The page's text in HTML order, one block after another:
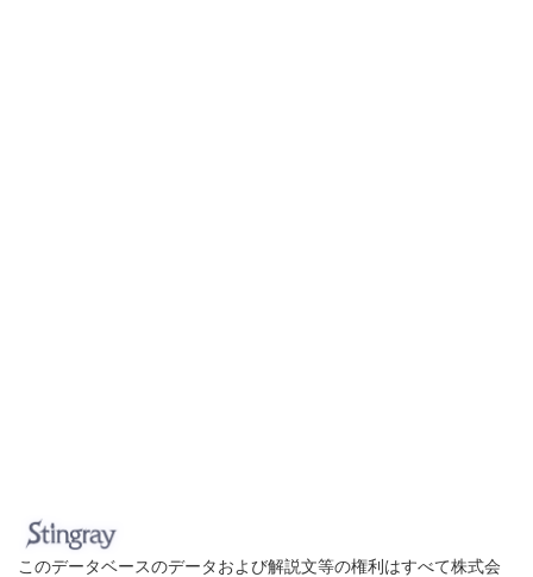
このデータベースのデータおよび解説文等の権利はすべて株式会